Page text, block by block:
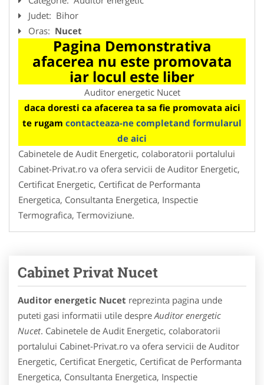
Judet: Bihor
Oras: Nucet
Pagina Demonstrativa
afacerea nu este promovata
iar locul este liber
Auditor energetic Nucet
daca doresti ca afacerea ta sa fie promovata aici
te rugam contacteaza-ne completand formularul
de aici
Cabinetele de Audit Energetic, colaboratorii portalului
Cabinet-Privat.ro va ofera servicii de Auditor Energetic,
Certificat Energetic, Certificat de Performanta
Energetica, Consultanta Energetica, Inspectie
Termografica, Termoviziune.
Cabinet Privat Nucet
Auditor energetic Nucet reprezinta pagina unde
puteti gasi informatii utile despre Auditor energetic
Nucet. Cabinetele de Audit Energetic, colaboratorii
portalului Cabinet-Privat.ro va ofera servicii de Auditor
Energetic, Certificat Energetic, Certificat de Performanta
Energetica, Consultanta Energetica, Inspectie